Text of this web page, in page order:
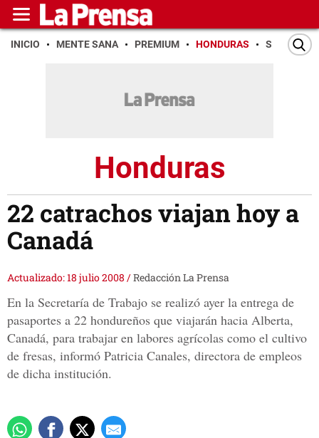
INICIO MENTE SANA PREMIUM HONDURAS SAN PEDRO
Honduras
22 catrachos viajan hoy a
Canadá
Actualizado: 18 julio 2008 /Redacción La Prensa
En la Secretaría de Trabajo se realizó ayer la entrega de
pasaportes a 22 hondureños que viajarán hacia Alberta,
Canadá, para trabajar en labores agrícolas como el cultivo
de fresas, informó Patricia Canales, directora de empleos
de dicha institución.